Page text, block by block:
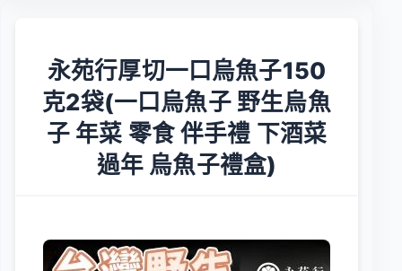
永苑行厚切一口烏魚子150
克2袋(一口烏魚子 野生烏魚
子 年菜 零食 伴手禮 下酒菜
過年 烏魚子禮盒)